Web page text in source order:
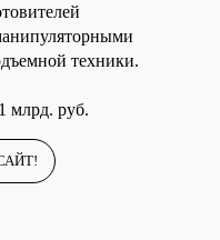
техники.
млрд. руб.